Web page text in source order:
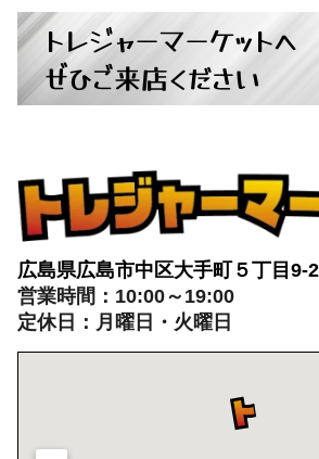
営業時間：10:00～19:00
定休日：月曜日・火曜日
出張買取：8:00～21:00 年中無休